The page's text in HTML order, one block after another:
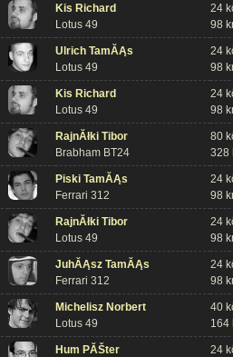
Kis Richard
Lotus 49
24
98
Ulrich TamĂĄs
Lotus 49
24
98
Kis Richard
Lotus 49
24
98
RajnĂłki Tibor
Brabham BT24
80
328
Piski TamĂĄs
Ferrari 312
24
98
RajnĂłki Tibor
Lotus 49
24
98
JuhĂĄsz TamĂĄs
Ferrari 312
24
98
Michelisz Norbert
Lotus 49
40
164
Hum PĂŠter
24